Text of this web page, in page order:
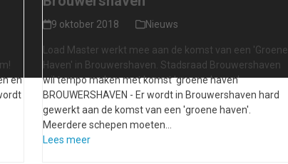
en
9 oktober 2018 Nieuws
Load Master werkt mee aan de komst van een 'Groene
Haven' in Brouwershaven. Stadsraad Brouwershaven
wil tempo maken met komst 'groene haven'
BROUWERSHAVEN - Er wordt in Brouwershaven hard
gewerkt aan de komst van een 'groene haven'.
Meerdere schepen moeten…
Lees meer